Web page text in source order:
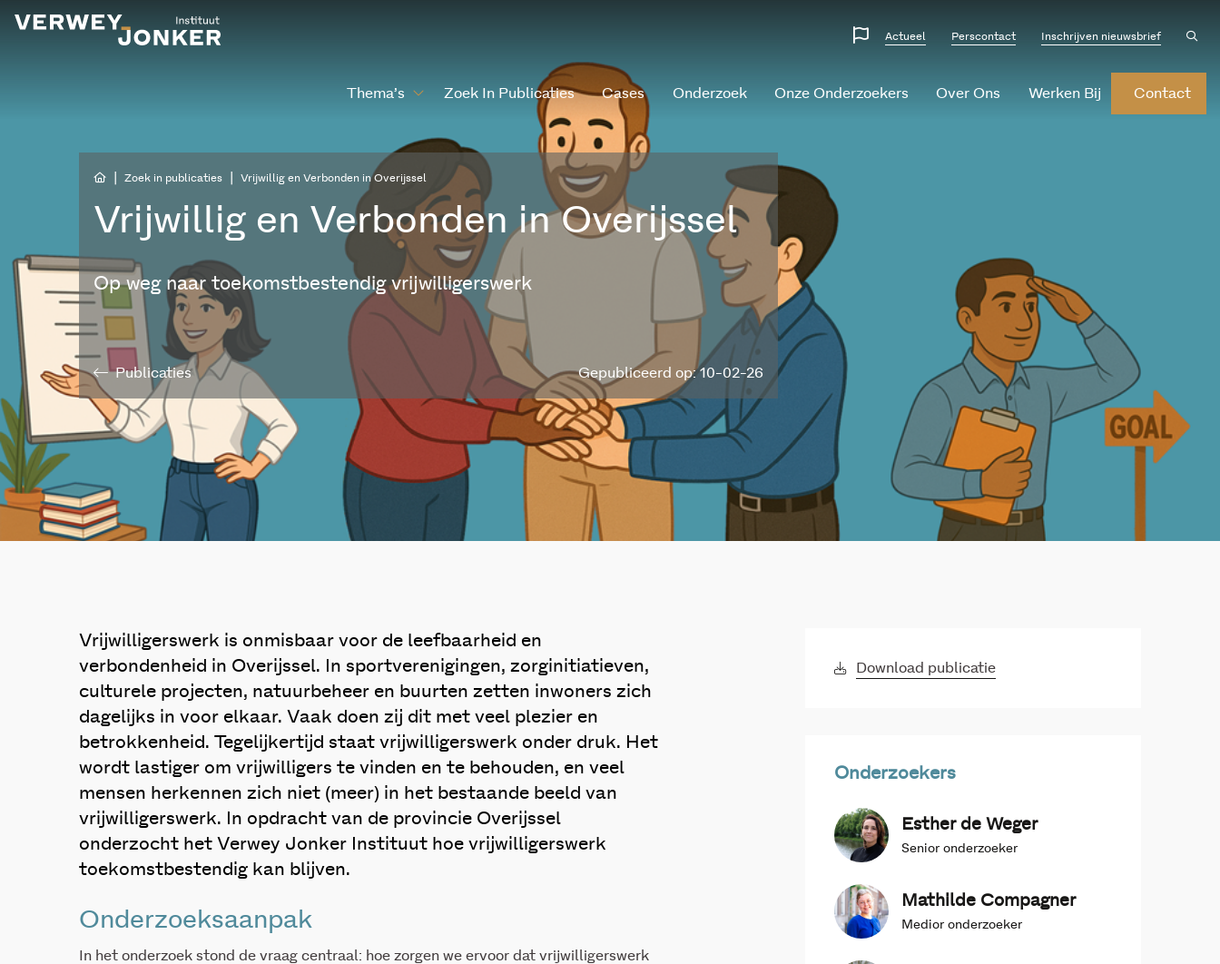
Website
Actueel Perscontact Inschrijven nieuwsbrief
Thema’s Zoek In Publicaties Cases Onderzoek Onze Onderzoekers Over Ons Werken Bij Contact
Zoek in publicaties Vrijwillig en Verbonden in Overijssel
Vrijwillig en Verbonden in Overijssel
Op weg naar toekomstbestendig vrijwilligerswerk
Publicaties Gepubliceerd op: 10-02-26
Vrijwilligerswerk is onmisbaar voor de leefbaarheid en
verbondenheid in Overijssel. In sportverenigingen, zorginitiatieven,
culturele projecten, natuurbeheer en buurten zetten inwoners zich
dagelijks in voor elkaar. Vaak doen zij dit met veel plezier en
betrokkenheid. Tegelijkertijd staat vrijwilligerswerk onder druk. Het
wordt lastiger om vrijwilligers te vinden en te behouden, en veel
mensen herkennen zich niet (meer) in het bestaande beeld van
vrijwilligerswerk. In opdracht van de provincie Overijssel
onderzocht het Verwey Jonker Instituut hoe vrijwilligerswerk
toekomstbestendig kan blijven.
Onderzoeksaanpak
In het onderzoek stond de vraag centraal: hoe zorgen we ervoor dat vrijwilligerswerk
Download publicatie
Onderzoekers
Esther de Weger
Senior onderzoeker
Mathilde Compagner
Medior onderzoeker